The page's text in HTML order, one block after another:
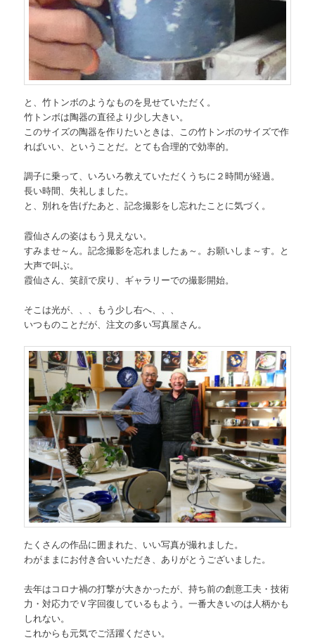
と、竹トンボのようなものを見せていただく。
竹トンボは陶器の直径より少し大きい。
このサイズの陶器を作りたいときは、この竹トンボのサイズで作
ればいい、ということだ。とても合理的で効率的。
調子に乗って、いろいろ教えていただくうちに２時間が経過。
長い時間、失礼しました。
と、別れを告げたあと、記念撮影をし忘れたことに気づく。
霞仙さんの姿はもう見えない。
すみませ～ん。記念撮影を忘れましたぁ～。お願いしま～す。と
大声で叫ぶ。
霞仙さん、笑顔で戻り、ギャラリーでの撮影開始。
そこは光が、、、もう少し右へ、、、
いつものことだが、注文の多い写真屋さん。
たくさんの作品に囲まれた、いい写真が撮れました。
わがままにお付き合いいただき、ありがとうございました。
去年はコロナ禍の打撃が大きかったが、持ち前の創意工夫・技術
力・対応力でＶ字回復しているもよう。一番大きいのは人柄かも
しれない。
これからも元気でご活躍ください。